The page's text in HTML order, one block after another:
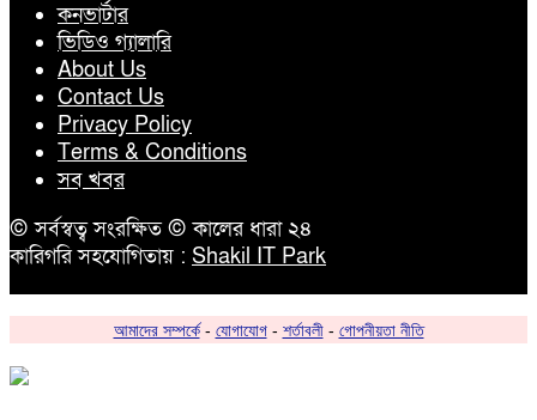
কনভার্টার
ভিডিও গ্যালারি
About Us
Contact Us
Privacy Policy
Terms & Conditions
সব খবর
© সর্বস্বত্ব সংরক্ষিত © কালের ধারা ২৪
কারিগরি সহযোগিতায় : Shakil IT Park
আমাদের সম্পর্কে- যোগাযোগ- শর্তাবলী- গোপনীয়তা নীতি